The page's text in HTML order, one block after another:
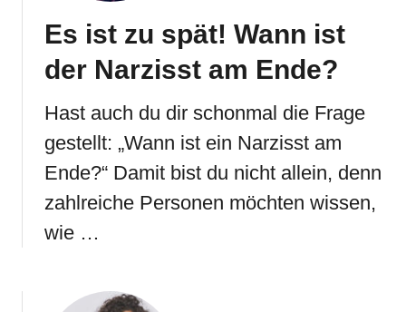
Es ist zu spät! Wann ist
der Narzisst am Ende?
Hast auch du dir schonmal die Frage
gestellt: „Wann ist ein Narzisst am
Ende?“ Damit bist du nicht allein, denn
zahlreiche Personen möchten wissen,
wie …